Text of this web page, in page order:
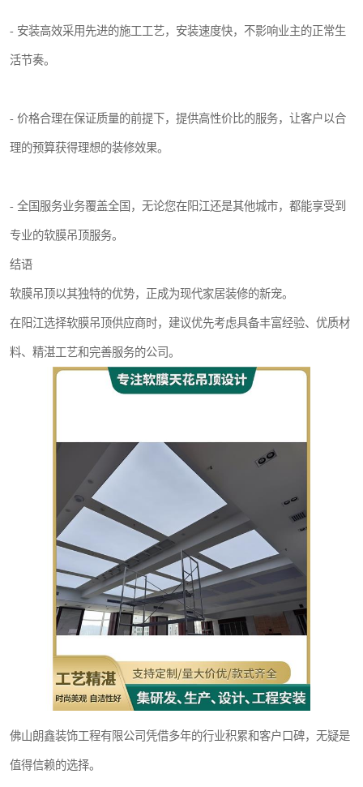
- 安装高效采用先进的施工工艺，安装速度快，不影响业主的正常生
活节奏。
- 价格合理在保证质量的前提下，提供高性价比的服务，让客户以合
理的预算获得理想的装修效果。
- 全国服务业务覆盖全国，无论您在阳江还是其他城市，都能享受到
专业的软膜吊顶服务。
结语
软膜吊顶以其独特的优势，正成为现代家居装修的新宠。
在阳江选择软膜吊顶供应商时，建议优先考虑具备丰富经验、优质材
料、精湛工艺和完善服务的公司。
佛山朗鑫装饰工程有限公司凭借多年的行业积累和客户口碑，无疑是
值得信赖的选择。